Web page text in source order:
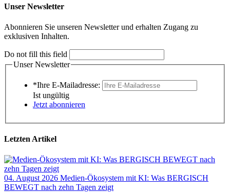
Unser Newsletter
Abonnieren Sie unseren Newsletter und erhalten Zugang zu
exklusiven Inhalten.
Do not fill this field
Unser Newsletter
*Ihre E-Mailadresse:
Ist ungültig
Jetzt abonnieren
Letzten Artikel
04. August 2026 Medien-Ökosystem mit KI: Was BERGISCH
BEWEGT nach zehn Tagen zeigt